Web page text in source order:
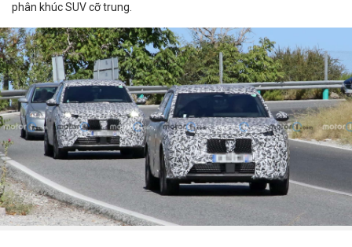
phân khúc SUV cỡ trung.